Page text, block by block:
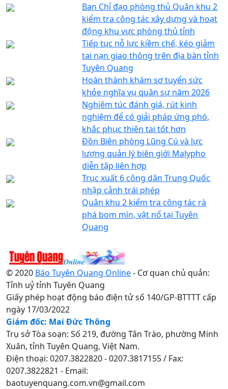
Ban Chỉ đạo phòng thủ Quân khu 2
kiểm tra công tác xây dựng và hoạt
động khu vực phòng thủ tỉnh
Tiếp tục nỗ lực kiềm chế, kéo giảm
tai nạn giao thông trên địa bàn tỉnh
Tuyên Quang
Hoàn thành khám sơ tuyển sức
khỏe nghĩa vụ quân sự năm 2026
Nghiêm túc đánh giá, rút kinh
nghiệm để có giải pháp ứng phó,
khắc phục thiên tai tốt hơn
Đồn Biên phòng Lũng Cú và lực
lượng quản lý biên giới Malypho
diễn tập liên hợp
Trục xuất 6 công dân Trung Quốc
nhập cảnh trái phép
Quân khu 2 kiểm tra công tác rà
phá bom mìn, vật nổ tại Tuyên
Quang
© 2020 Báo Tuyên Quang Online- Cơ quan chủ quản:
Tỉnh uỷ tỉnh Tuyên Quang
Giấy phép hoạt động báo điện tử số 140/GP-BTTTT cấp
ngày 17/03/2022
Giám đốc: Mai Đức Thông
Trụ sở Tòa soạn: Số 219, đường Tân Trào, phường Minh
Xuân, tỉnh Tuyên Quang, Việt Nam.
Điện thoại: 0207.3822820 - 0207.3817155 / Fax:
0207.3822821 - Email:
baotuyenquang.com.vn@gmail.com